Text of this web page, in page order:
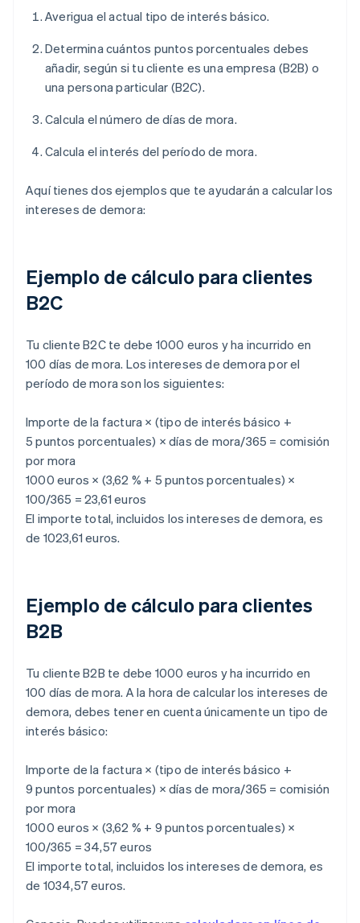
Averigua el actual tipo de interés básico.
Determina cuántos puntos porcentuales debes
añadir, según si tu cliente es una empresa (B2B) o
una persona particular (B2C).
Calcula el número de días de mora.
Calcula el interés del período de mora.
Aquí tienes dos ejemplos que te ayudarán a calcular los
intereses de demora:
Ejemplo de cálculo para clientes
B2C
Tu cliente B2C te debe 1000 euros y ha incurrido en
100 días de mora. Los intereses de demora por el
período de mora son los siguientes:
Importe de la factura × (tipo de interés básico +
5 puntos porcentuales) × días de mora/365 = comisión
por mora
1000 euros × (3,62 % + 5 puntos porcentuales) ×
100/365 = 23,61 euros
El importe total, incluidos los intereses de demora, es
de 1023,61 euros.
Ejemplo de cálculo para clientes
B2B
Tu cliente B2B te debe 1000 euros y ha incurrido en
100 días de mora. A la hora de calcular los intereses de
demora, debes tener en cuenta únicamente un tipo de
interés básico:
Importe de la factura × (tipo de interés básico +
9 puntos porcentuales) × días de mora/365 = comisión
por mora
1000 euros × (3,62 % + 9 puntos porcentuales) ×
100/365 = 34,57 euros
El importe total, incluidos los intereses de demora, es
de 1034,57 euros.